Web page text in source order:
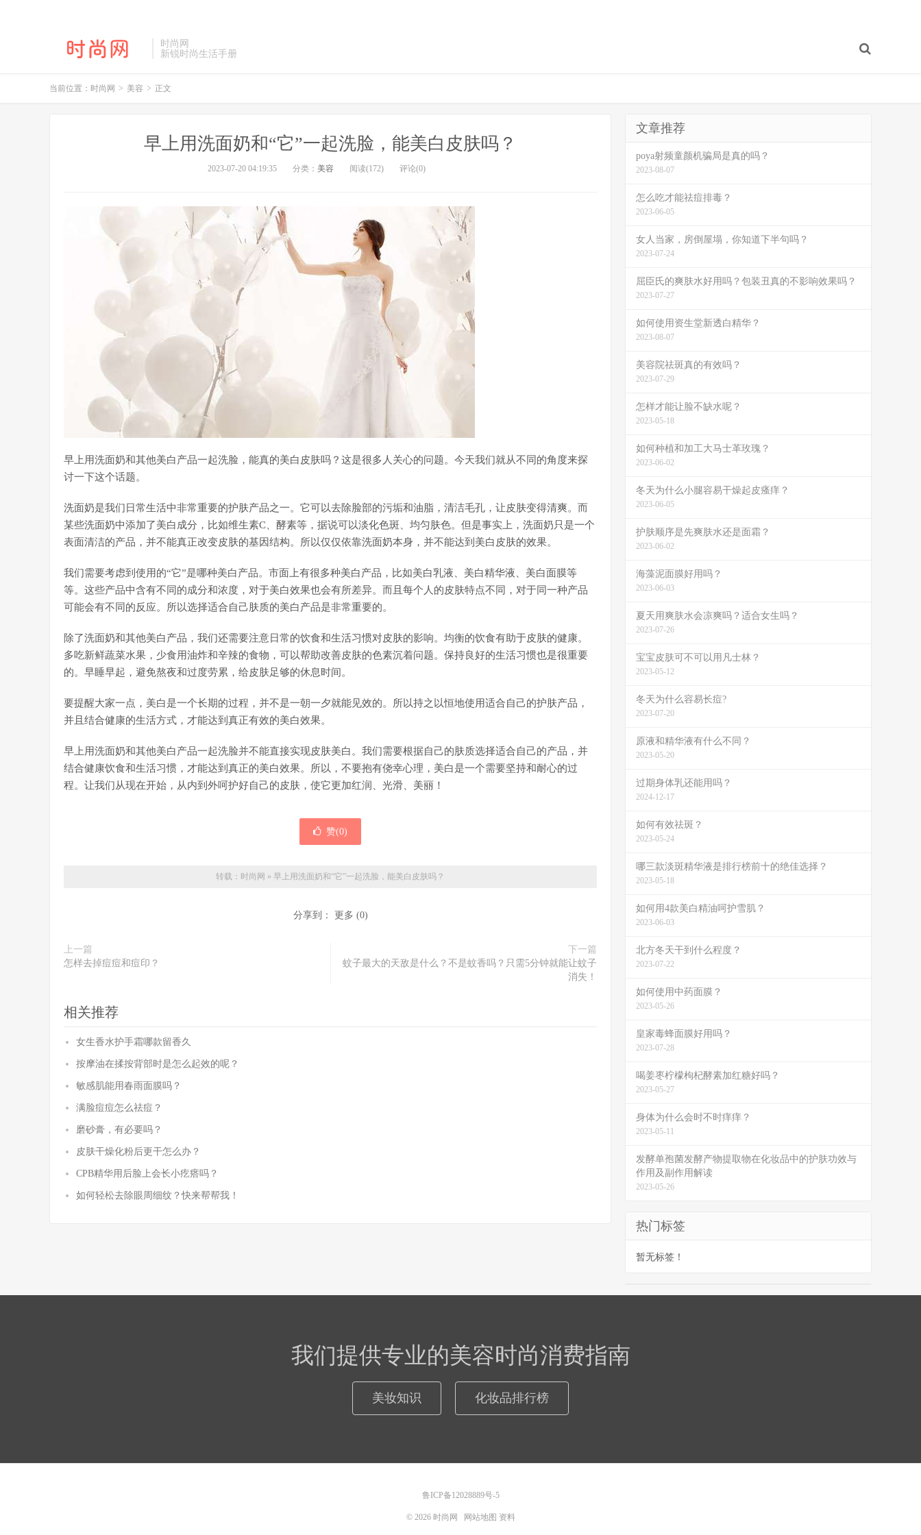
时尚网
新锐时尚生活手册
当前位置： 时尚网 > 美容 > 正文
早上用洗面奶和“它”一起洗脸，能美白皮肤吗？
2023-07-20 04:19:35 分类： 美容 阅读(172) 评论(0)
早上用洗面奶和其他美白产品一起洗脸，能真的美白皮肤吗？这是很多人关心的问题。今天我们就从不同的角度来探
讨一下这个话题。
洗面奶是我们日常生活中非常重要的护肤产品之一。它可以去除脸部的污垢和油脂，清洁毛孔，让皮肤变得清爽。而
某些洗面奶中添加了美白成分，比如维生素C、酵素等，据说可以淡化色斑、均匀肤色。但是事实上，洗面奶只是一个
表面清洁的产品，并不能真正改变皮肤的基因结构。所以仅仅依靠洗面奶本身，并不能达到美白皮肤的效果。
我们需要考虑到使用的“它”是哪种美白产品。市面上有很多种美白产品，比如美白乳液、美白精华液、美白面膜等
等。这些产品中含有不同的成分和浓度，对于美白效果也会有所差异。而且每个人的皮肤特点不同，对于同一种产品
可能会有不同的反应。所以选择适合自己肤质的美白产品是非常重要的。
除了洗面奶和其他美白产品，我们还需要注意日常的饮食和生活习惯对皮肤的影响。均衡的饮食有助于皮肤的健康。
多吃新鲜蔬菜水果，少食用油炸和辛辣的食物，可以帮助改善皮肤的色素沉着问题。保持良好的生活习惯也是很重要
的。早睡早起，避免熬夜和过度劳累，给皮肤足够的休息时间。
要提醒大家一点，美白是一个长期的过程，并不是一朝一夕就能见效的。所以持之以恒地使用适合自己的护肤产品，
并且结合健康的生活方式，才能达到真正有效的美白效果。
早上用洗面奶和其他美白产品一起洗脸并不能直接实现皮肤美白。我们需要根据自己的肤质选择适合自己的产品，并
结合健康饮食和生活习惯，才能达到真正的美白效果。所以，不要抱有侥幸心理，美白是一个需要坚持和耐心的过
程。让我们从现在开始，从内到外呵护好自己的皮肤，使它更加红润、光滑、美丽！
赞(0)
转载： 时尚网 » 早上用洗面奶和“它”一起洗脸，能美白皮肤吗？
分享到： 更多 (0)
上一篇
怎样去掉痘痘和痘印？
下一篇
蚊子最大的天敌是什么？不是蚊香吗？只需5分钟就能让蚊子
消失！
相关推荐
女生香水护手霜哪款留香久
按摩油在揉按背部时是怎么起效的呢？
敏感肌能用春雨面膜吗？
满脸痘痘怎么祛痘？
磨砂膏，有必要吗？
皮肤干燥化粉后更干怎么办？
CPB精华用后脸上会长小疙瘩吗？
如何轻松去除眼周细纹？快来帮帮我！
文章推荐
poya射频童颜机骗局是真的吗？
2023-08-07
怎么吃才能祛痘排毒？
2023-06-05
女人当家，房倒屋塌，你知道下半句吗？
2023-07-24
屈臣氏的爽肤水好用吗？包装丑真的不影响效果吗？
2023-07-27
如何使用资生堂新透白精华？
2023-08-07
美容院祛斑真的有效吗？
2023-07-29
怎样才能让脸不缺水呢？
2023-05-18
如何种植和加工大马士革玫瑰？
2023-06-02
冬天为什么小腿容易干燥起皮瘙痒？
2023-06-05
护肤顺序是先爽肤水还是面霜？
2023-06-02
海藻泥面膜好用吗？
2023-06-03
夏天用爽肤水会凉爽吗？适合女生吗？
2023-07-26
宝宝皮肤可不可以用凡士林？
2023-05-12
冬天为什么容易长痘?
2023-07-20
原液和精华液有什么不同？
2023-05-20
过期身体乳还能用吗？
2024-12-17
如何有效祛斑？
2023-05-24
哪三款淡斑精华液是排行榜前十的绝佳选择？
2023-05-18
如何用4款美白精油呵护雪肌？
2023-06-03
北方冬天干到什么程度？
2023-07-22
如何使用中药面膜？
2023-05-26
皇家毒蜂面膜好用吗？
2023-07-28
喝姜枣柠檬枸杞酵素加红糖好吗？
2023-05-27
身体为什么会时不时痒痒？
2023-05-11
发酵单孢菌发酵产物提取物在化妆品中的护肤功效与
作用及副作用解读
2023-05-26
热门标签
暂无标签！
我们提供专业的美容时尚消费指南
美妆知识 化妆品排行榜
鲁ICP备12028889号-5
© 2026 时尚网 网站地图 资料